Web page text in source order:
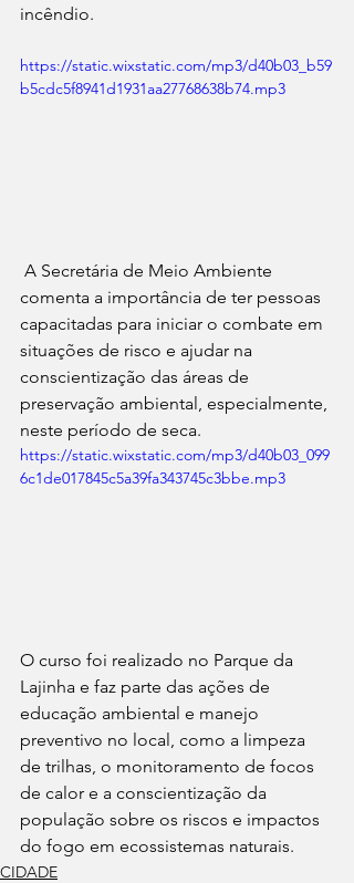
incêndio.
https://static.wixstatic.com/mp3/d40b03_b59
b5cdc5f8941d1931aa27768638b74.mp3
comenta a importância de ter pessoas
capacitadas para iniciar o combate em
situações de risco e ajudar na
conscientização das áreas de
preservação ambiental, especialmente,
neste período de seca.
https://static.wixstatic.com/mp3/d40b03_099
6c1de017845c5a39fa343745c3bbe.mp3
O curso foi realizado no Parque da
Lajinha e faz parte das ações de
educação ambiental e manejo
preventivo no local, como a limpeza
de trilhas, o monitoramento de focos
de calor e a conscientização da
população sobre os riscos e impactos
do fogo em ecossistemas naturais.
CIDADE